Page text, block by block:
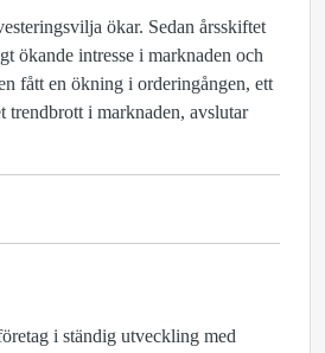
ökar. Sedan årsskiftet
ökande intresse i marknaden och
fått en ökning i orderingången, ett
trendbrott i marknaden, avslutar
i ständig utveckling med